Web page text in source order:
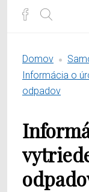
Samospráva
O obci
Domov
Informácia o
odpadov